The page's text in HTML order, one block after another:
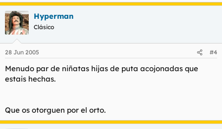
Hyperman
Clásico
28 Jun 2005 #4
Menudo par de niñatas hijas de puta acojonadas que
estais hechas.
Que os otorguen por el orto.